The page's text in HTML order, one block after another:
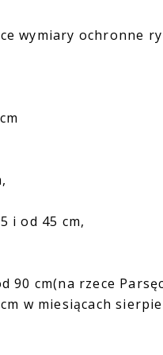
wymiary ochronne
i od 45 cm,
90 cm(na rzece
w miesiącach